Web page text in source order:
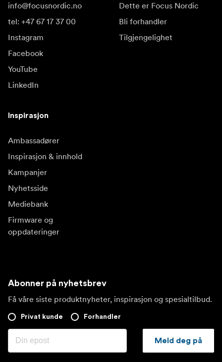
info@focusnordic.no
tel: +47 67 17 37 00
Instagram
Facebook
YouTube
LinkedIn
Dette er Focus Nordic
Bli forhandler
Tilgjengelighet
Inspirasjon
Ambassadører
Inspirasjon & innhold
Kampanjer
Nyhetsside
Mediebank
Firmware og
oppdateringer
Abonner på nyhetsbrev
Få våre siste produktnyheter, inspirasjon og spesialtilbud.
Privat kunde Forhandler
Meld deg på